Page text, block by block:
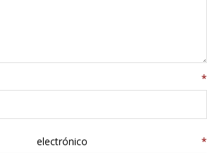
*
electrónico *